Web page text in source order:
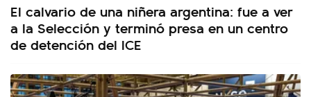
El calvario de una niñera argentina: fue a ver
a la Selección y terminó presa en un centro
de detención del ICE